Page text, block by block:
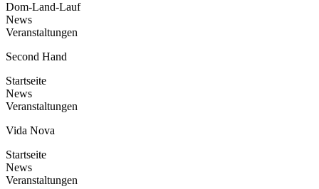
Dom-Land-Lauf
News
Veranstaltungen
Second Hand
Startseite
News
Veranstaltungen
Vida Nova
Startseite
News
Veranstaltungen